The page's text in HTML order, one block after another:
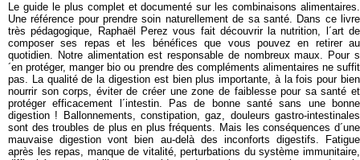
Le guide le plus complet et documenté sur les combinaisons alimentaires.
Une référence pour prendre soin naturellement de sa santé. Dans ce livre
très pédagogique, Raphaël Perez vous fait découvrir la nutrition, l´art de
composer ses repas et les bénéfices que vous pouvez en retirer au
quotidien. Notre alimentation est responsable de nombreux maux. Pour s
´en protéger, manger bio ou prendre des compléments alimentaires ne suffit
pas. La qualité de la digestion est bien plus importante, à la fois pour bien
nourrir son corps, éviter de créer une zone de faiblesse pour sa santé et
protéger efficacement l´intestin. Pas de bonne santé sans une bonne
digestion ! Ballonnements, constipation, gaz, douleurs gastro-intestinales
sont des troubles de plus en plus fréquents. Mais les conséquences d´une
mauvaise digestion vont bien au-delà des inconforts digestifs. Fatigue
après les repas, manque de vitalité, perturbations du système immunitaire,